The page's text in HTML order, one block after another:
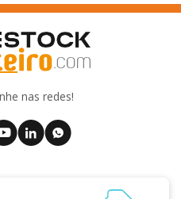
nas redes!